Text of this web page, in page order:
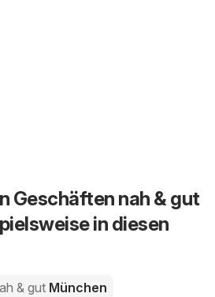
Geschäften nah & gut
in diesen
& gut München